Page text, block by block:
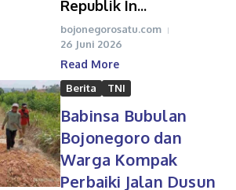
Republik In...
bojonegorosatu.com
26 Juni 2026
Read More
Berita TNI
Babinsa Bubulan
Bojonegoro dan
Warga Kompak
Perbaiki Jalan Dusun